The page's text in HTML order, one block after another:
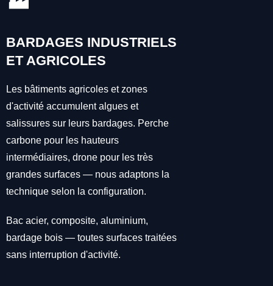
BARDAGES INDUSTRIELS
ET AGRICOLES
Les bâtiments agricoles et zones
d'activité accumulent algues et
salissures sur leurs bardages. Perche
carbone pour les hauteurs
intermédiaires, drone pour les très
grandes surfaces — nous adaptons la
technique selon la configuration.
Bac acier, composite, aluminium,
bardage bois — toutes surfaces traitées
sans interruption d'activité.